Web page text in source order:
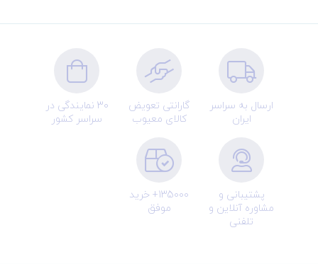
ارسال به سراسر
ایران
گارانتی تعویض
کالای معیوب
30 نمایندگی در
سراسر کشور
پشتیبانی و
مشاوره آنلاین و
تلفنی
135000+ خرید
موفق